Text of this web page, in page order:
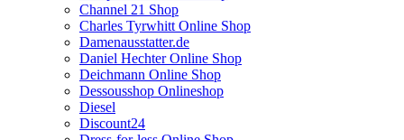
Channel 21 Shop
Charles Tyrwhitt Online Shop
Damenausstatter.de
Daniel Hechter Online Shop
Deichmann Online Shop
Dessousshop Onlineshop
Diesel
Discount24